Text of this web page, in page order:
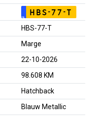
NL HBS-77-T
HBS-77-T
Marge
22-10-2026
98.608 KM
Hatchback
Blauw Metallic